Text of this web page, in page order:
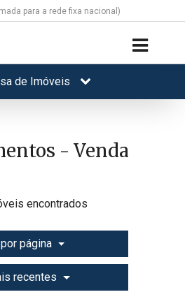
para a rede fixa nacional)
de Imóveis
- Venda
encontrados
página
recentes